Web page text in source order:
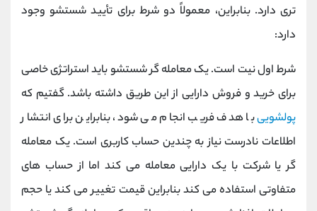
تری دارد. بنابراین، معمولاً دو شرط برای تأیید شستشو وجود
دارد:
شرط اول نیت است. یک معامله گر شستشو باید استراتژی خاصی
برای خرید و فروش دارایی از این طریق داشته باشد. گفتیم که
پولشوییبا هدف فریب انجام می شود، بنابراین برای انتشار
اطلاعات نادرست نیاز به چندین حساب کاربری است. یک معامله
گر یا شرکت با یک دارایی معامله می کند اما از حساب های
متفاوتی استفاده می کند بنابراین قیمت تغییر می کند یا حجم